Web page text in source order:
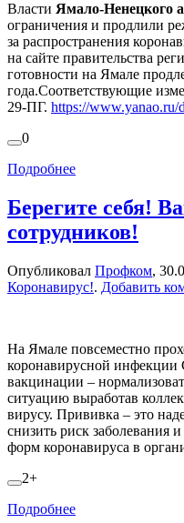
Власти Ямало-Ненецкого
ограничения и продлили
за распространения
на сайте правительства
готовности на Ямале
года.Соответствующие
29-ПГ. https://www.yanao.ru/
0
Подробнее
Берегите себя!
сотрудников!
Опубликовал Профком,
Коронавирус!. Добавить
На Ямале повсеместно
коронавирусной
вакцинации –
ситуацию выработав
вирусу. Прививка – это
снизить риск заболевания
форм коронавируса в
2+
Подробнее